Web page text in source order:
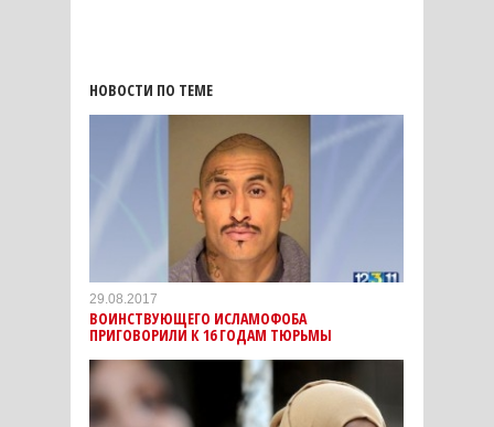
НОВОСТИ ПО ТЕМЕ
29.08.2017
ВОИНСТВУЮЩЕГО ИСЛАМОФОБА
ПРИГОВОРИЛИ К 16 ГОДАМ ТЮРЬМЫ